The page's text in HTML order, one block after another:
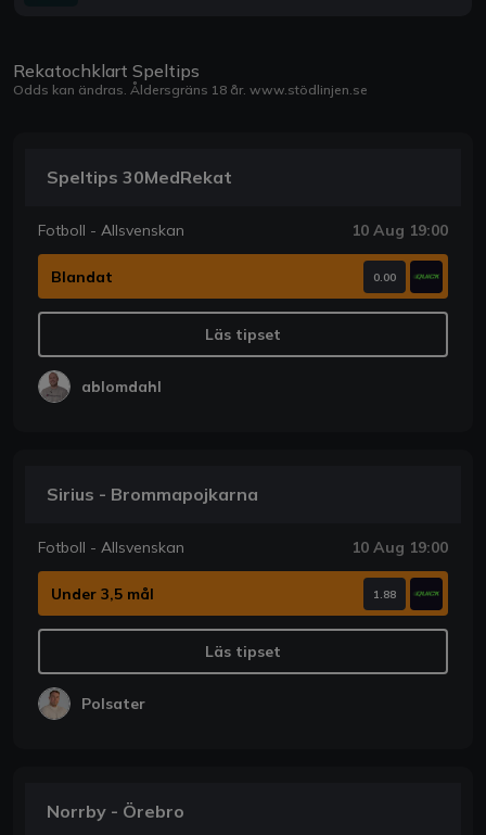
Rekatochklart Speltips
Odds kan ändras. Åldersgräns 18 år. www.stödlinjen.se
Speltips 30MedRekat
Fotboll - Allsvenskan 10 Aug 19:00
Blandat 0.00
Läs tipset
ablomdahl
Sirius - Brommapojkarna
Fotboll - Allsvenskan 10 Aug 19:00
Under 3,5 mål 1.88
Läs tipset
Polsater
Norrby - Örebro